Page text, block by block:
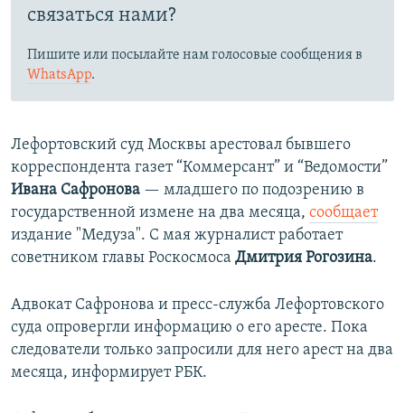
связаться нами?
Пишите или посылайте нам голосовые сообщения в
WhatsApp.
Лефортовский суд Москвы арестовал бывшего
корреспондента газет “Коммерсант” и “Ведомости”
Ивана Сафронова — младшего по подозрению в
государственной измене на два месяца, сообщает
издание "Медуза". С мая журналист работает
советником главы Роскосмоса Дмитрия Рогозина.
Адвокат Сафронова и пресс-служба Лефортовского
суда опровергли информацию о его аресте. Пока
следователи только запросили для него арест на два
месяца, информирует РБК.